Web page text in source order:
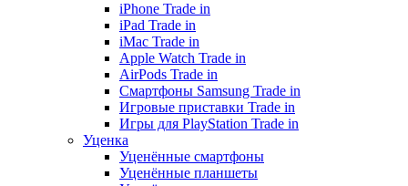
iPhone Trade in
iPad Trade in
iMac Trade in
Apple Watch Trade in
AirPods Trade in
Смартфоны Samsung Trade in
Игровые приставки Trade in
Игры для PlayStation Trade in
Уценка
Уценённые смартфоны
Уценённые планшеты